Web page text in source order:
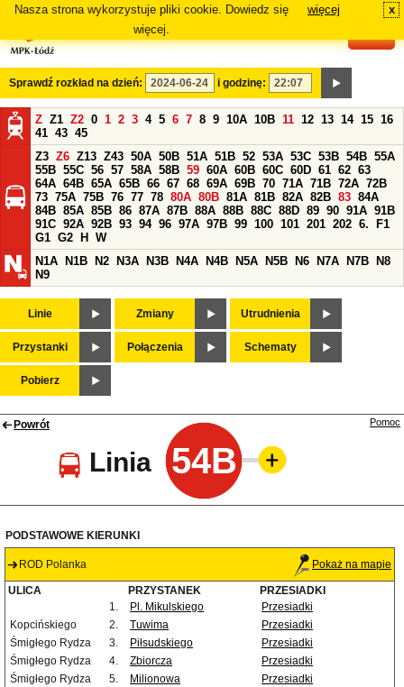
Nasza strona wykorzystuje pliki cookie. Dowiedz się
więcej.
więcej x
Sprawdź rozkład na dzień: i godzinę:
Z Z1 Z2 0 1 2 3 4 5 6 7 8 9 10A 10B 11 12 13 14 15 16
41 43 45
Z3 Z6 Z13 Z43 50A 50B 51A 51B 52 53A 53C 53B 54B 55A
55B 55C 56 57 58A 58B 59 60A 60B 60C 60D 61 62 63
64A 64B 65A 65B 66 67 68 69A 69B 70 71A 71B 72A 72B
73 75A 75B 76 77 78 80A 80B 81A 81B 82A 82B 83 84A
84B 85A 85B 86 87A 87B 88A 88B 88C 88D 89 90 91A 91B
91C 92A 92B 93 94 96 97A 97B 99 100 101 201 202 6.
F1
G1 G2 H
W
N1A
N1B N2 N3A N3B N4A N4B N5A N5B N6 N7A N7B
N8
N9
Linie Zmiany Utrudnienia
Przystanki Połączenia Schematy
Pobierz
Powrót
Linia 54B
Pomoc
PODSTAWOWE KIERUNKI
ROD Polanka Pokaż na mapie
ULICA PRZYSTANEK
PRZESIADKI
1.
Pl. Mikulskiego
Przesiadki
Kopcińskiego
2. Tuwima
Przesiadki
Śmigłego Rydza
3. Piłsudskiego
Przesiadki
Śmigłego Rydza
4. Zbiorcza
Przesiadki
Śmigłego Rydza
5. Milionowa
Przesiadki